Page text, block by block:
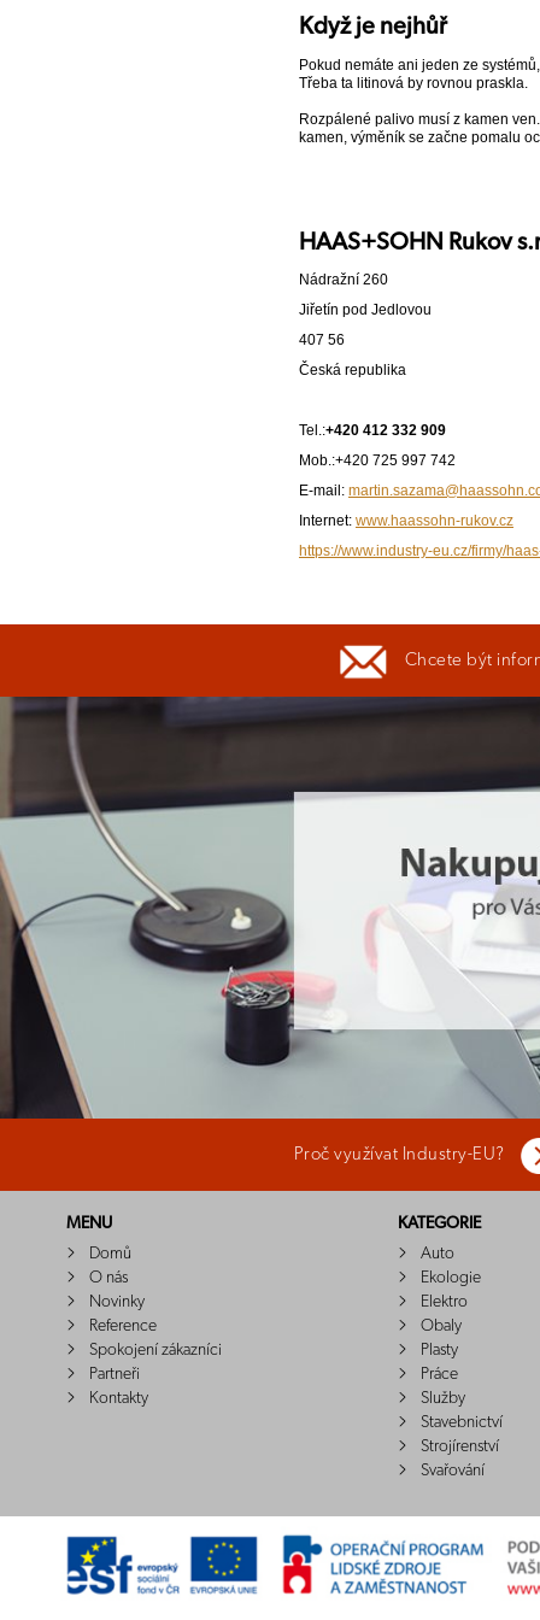
Když je nejhůř
Pokud nemáte ani jeden ze
Třeba ta litinová by rovnou praskla.
Rozpálené palivo musí z kamen
kamen, výměník se začne pomalu
HAAS+SOHN Rukov
Nádražní 260
Jiřetín pod Jedlovou
407 56
Česká republika
Tel.:+420 412 332 909
Mob.:+420 725 997 742
E-mail:
Internet: www.haassohn-rukov.cz
https://www.industry-eu.cz/firmy/
Chcete být
Proč využívat Industry-EU?
MENU
Domů
O nás
Novinky
Reference
Spokojení zákazníci
Partneři
Kontakty
KATEGORIE
Auto
Ekologie
Elektro
Obaly
Plasty
Práce
Služby
Stavebnictví
Strojírenství
Svařování